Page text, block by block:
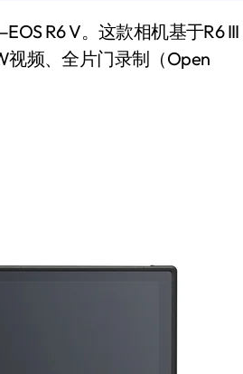
光伏发电
视频、全片门录制（Open